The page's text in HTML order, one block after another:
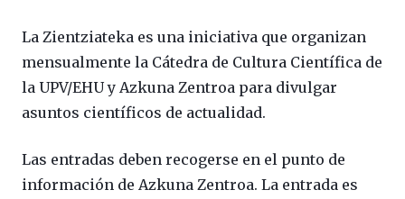
La Zientziateka es una iniciativa que organizan
mensualmente la Cátedra de Cultura Científica de
la UPV/EHU y Azkuna Zentroa para divulgar
asuntos científicos de actualidad.
Las entradas deben recogerse en el punto de
información de Azkuna Zentroa. La entrada es